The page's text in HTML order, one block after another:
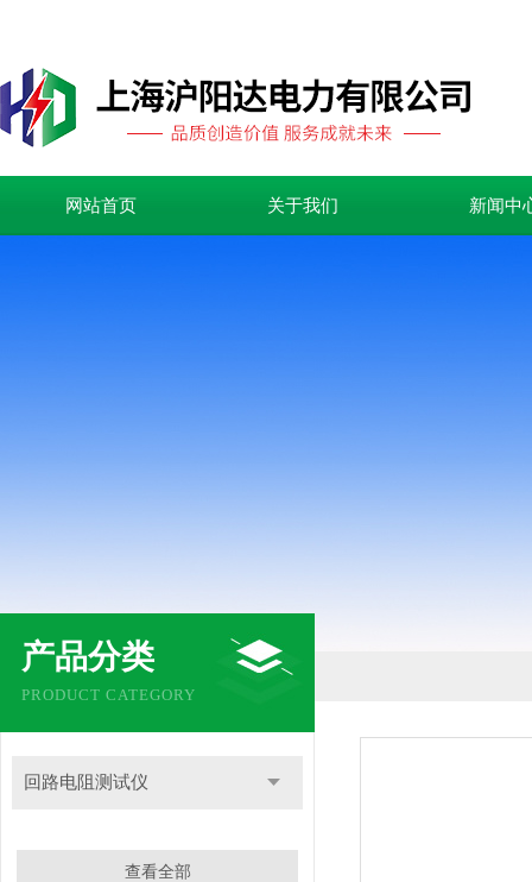
网站首页 关于我们 新闻中
产品分类
PRODUCT CATEGORY
回路电阻测试仪
查看全部